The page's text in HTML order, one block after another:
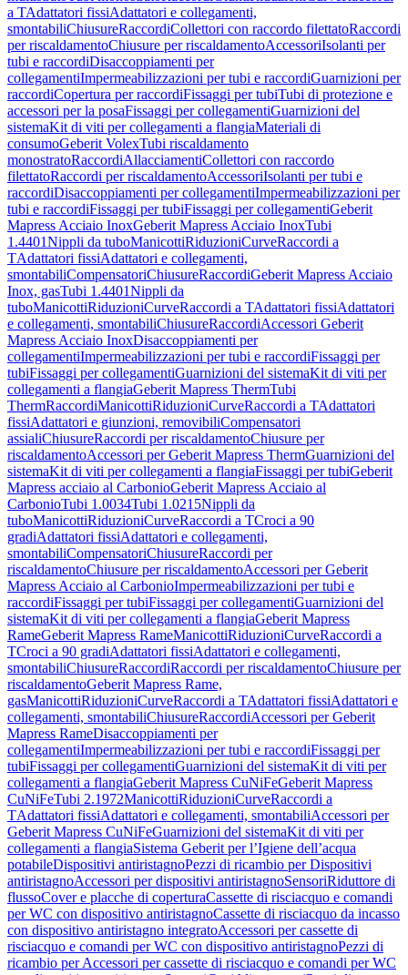
a TAdattatori fissiAdattatori e collegamenti,
smontabiliChiusureRaccordiCollettori con raccordo filettatoRaccordi
per riscaldamentoChiusure per riscaldamentoAccessoriIsolanti per
tubi e raccordiDisaccoppiamenti per
collegamentiImpermeabilizzazioni per tubi e raccordiGuarnizioni per
raccordiCopertura per raccordiFissaggi per tubiTubi di protezione e
accessori per la posaFissaggi per collegamentiGuarnizioni del
sistemaKit di viti per collegamenti a flangiaMateriali di
consumoGeberit VolexTubi riscaldamento
monostratoRaccordiAllacciamentiCollettori con raccordo
filettatoRaccordi per riscaldamentoAccessoriIsolanti per tubi e
raccordiDisaccoppiamenti per collegamentiImpermeabilizzazioni per
tubi e raccordiFissaggi per tubiFissaggi per collegamentiGeberit
Mapress Acciaio InoxGeberit Mapress Acciaio InoxTubi
1.4401Nippli da tuboManicottiRiduzioniCurveRaccordi a
TAdattatori fissiAdattatori e collegamenti,
smontabiliCompensatoriChiusureRaccordiGeberit Mapress Acciaio
Inox, gasTubi 1.4401Nippli da
tuboManicottiRiduzioniCurveRaccordi a TAdattatori fissiAdattatori
e collegamenti, smontabiliChiusureRaccordiAccessori Geberit
Mapress Acciaio InoxDisaccoppiamenti per
collegamentiImpermeabilizzazioni per tubi e raccordiFissaggi per
tubiFissaggi per collegamentiGuarnizioni del sistemaKit di viti per
collegamenti a flangiaGeberit Mapress ThermTubi
ThermRaccordiManicottiRiduzioniCurveRaccordi a TAdattatori
fissiAdattatori e giunzioni, removibiliCompensatori
assialiChiusureRaccordi per riscaldamentoChiusure per
riscaldamentoAccessori per Geberit Mapress ThermGuarnizioni del
sistemaKit di viti per collegamenti a flangiaFissaggi per tubiGeberit
Mapress acciaio al CarbonioGeberit Mapress Acciaio al
CarbonioTubi 1.0034Tubi 1.0215Nippli da
tuboManicottiRiduzioniCurveRaccordi a TCroci a 90
gradiAdattatori fissiAdattatori e collegamenti,
smontabiliCompensatoriChiusureRaccordi per
riscaldamentoChiusure per riscaldamentoAccessori per Geberit
Mapress Acciaio al CarbonioImpermeabilizzazioni per tubi e
raccordiFissaggi per tubiFissaggi per collegamentiGuarnizioni del
sistemaKit di viti per collegamenti a flangiaGeberit Mapress
RameGeberit Mapress RameManicottiRiduzioniCurveRaccordi a
TCroci a 90 gradiAdattatori fissiAdattatori e collegamenti,
smontabiliChiusureRaccordiRaccordi per riscaldamentoChiusure per
riscaldamentoGeberit Mapress Rame,
gasManicottiRiduzioniCurveRaccordi a TAdattatori fissiAdattatori e
collegamenti, smontabiliChiusureRaccordiAccessori per Geberit
Mapress RameDisaccoppiamenti per
collegamentiImpermeabilizzazioni per tubi e raccordiFissaggi per
tubiFissaggi per collegamentiGuarnizioni del sistemaKit di viti per
collegamenti a flangiaGeberit Mapress CuNiFeGeberit Mapress
CuNiFeTubi 2.1972ManicottiRiduzioniCurveRaccordi a
TAdattatori fissiAdattatori e collegamenti, smontabiliAccessori per
Geberit Mapress CuNiFeGuarnizioni del sistemaKit di viti per
collegamenti a flangiaSistema Geberit per l’Igiene dell’acqua
potabileDispositivi antiristagnoPezzi di ricambio per Dispositivi
antiristagnoAccessori per dispositivi antiristagnoSensoriRiduttore di
flussoCover e placche di coperturaCassette di risciacquo e comandi
per WC con dispositivo antiristagnoCassette di risciacquo da incasso
con dispositivo antiristagno integratoAccessori per cassette di
risciacquo e comandi per WC con dispositivo antiristagnoPezzi di
ricambio per Accessori per cassette di risciacquo e comandi per WC